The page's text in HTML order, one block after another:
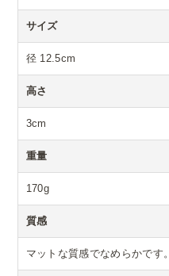
サイズ
径 12.5cm
高さ
3cm
重量
170g
質感
マットな質感でなめらかです。